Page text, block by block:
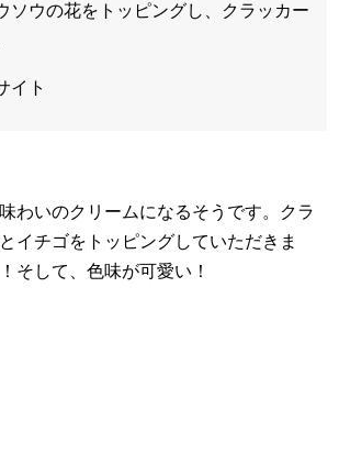
ウの花をトッピングし、クラッカー
イト
わいのクリームになるそうです。クラ
イチゴをトッピングしていただきま
そして、色味が可愛い！